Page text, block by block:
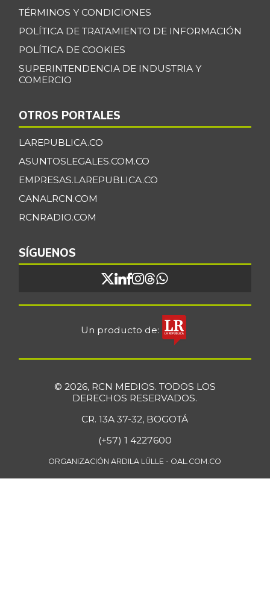
TÉRMINOS Y CONDICIONES
POLÍTICA DE TRATAMIENTO DE INFORMACIÓN
POLÍTICA DE COOKIES
SUPERINTENDENCIA DE INDUSTRIA Y
COMERCIO
OTROS PORTALES
LAREPUBLICA.CO
ASUNTOSLEGALES.COM.CO
EMPRESAS.LAREPUBLICA.CO
CANALRCN.COM
RCNRADIO.COM
SÍGUENOS
Un producto de:
© 2026, RCN MEDIOS. TODOS LOS
DERECHOS RESERVADOS.
CR. 13A 37-32, BOGOTÁ
(+57) 1 4227600
ORGANIZACIÓN ARDILA LÜLLE - OAL.COM.CO